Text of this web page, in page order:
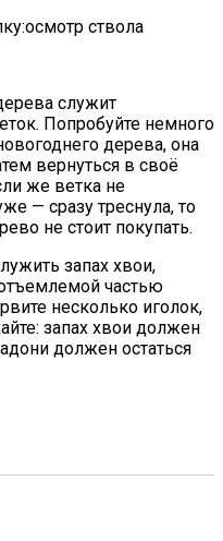
служит
Попробуйте немного
дерева, она
вернуться в своё
же ветка не
— сразу треснула, то
не стоит покупать.
запах хвои,
частью
несколько иголок,
запах хвои должен
должен остаться